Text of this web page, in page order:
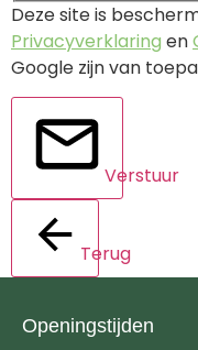
Deze site is
Privacyverklaring en
Google zijn van
Verstuur
Terug
Openingstijden